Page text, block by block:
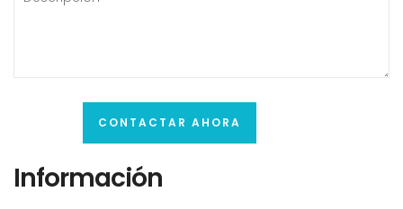
Información